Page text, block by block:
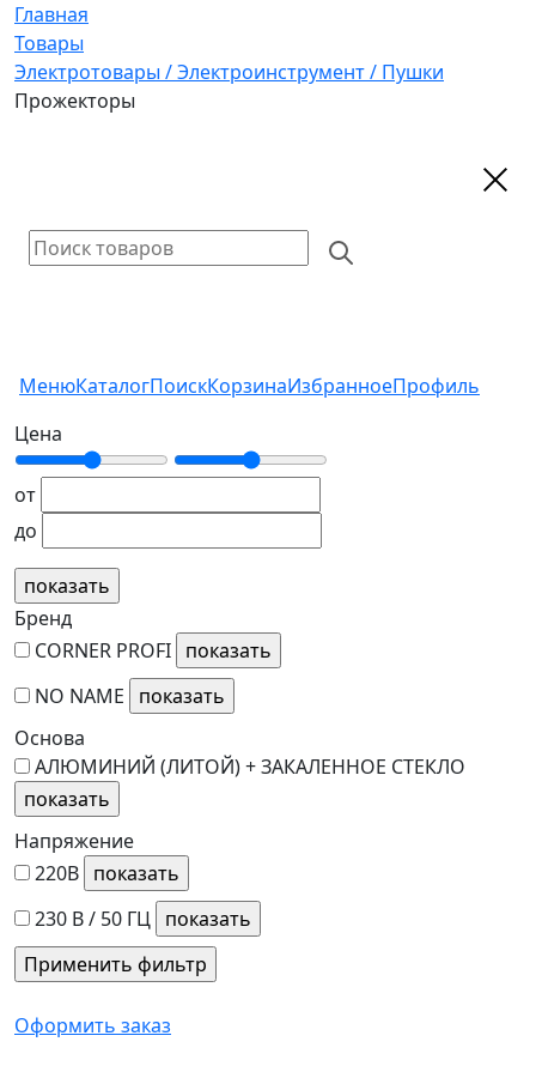
Главная
Товары
Электротовары / Электроинструмент / Пушки
Прожекторы
МенюКаталогПоискКорзинаИзбранноеПрофиль
Цена
от
до
Бренд
CORNER PROFI
NO NAME
Основа
АЛЮМИНИЙ (ЛИТОЙ) + ЗАКАЛЕННОЕ СТЕКЛО
Напряжение
220В
230 В / 50 ГЦ
Оформить заказ